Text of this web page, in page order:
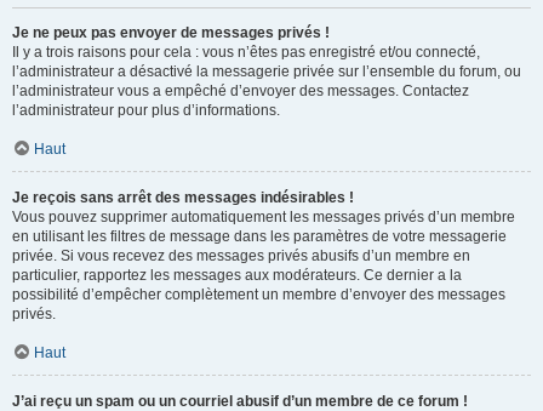
Je ne peux pas envoyer de messages privés !
Il y a trois raisons pour cela : vous n’êtes pas enregistré et/ou connecté,
l’administrateur a désactivé la messagerie privée sur l’ensemble du forum, ou
l’administrateur vous a empêché d’envoyer des messages. Contactez
l’administrateur pour plus d’informations.
Haut
Je reçois sans arrêt des messages indésirables !
Vous pouvez supprimer automatiquement les messages privés d’un membre
en utilisant les filtres de message dans les paramètres de votre messagerie
privée. Si vous recevez des messages privés abusifs d’un membre en
particulier, rapportez les messages aux modérateurs. Ce dernier a la
possibilité d’empêcher complètement un membre d’envoyer des messages
privés.
Haut
J’ai reçu un spam ou un courriel abusif d’un membre de ce forum !